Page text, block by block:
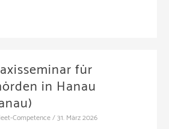
für
in Hanau
Competence/31. März 2026